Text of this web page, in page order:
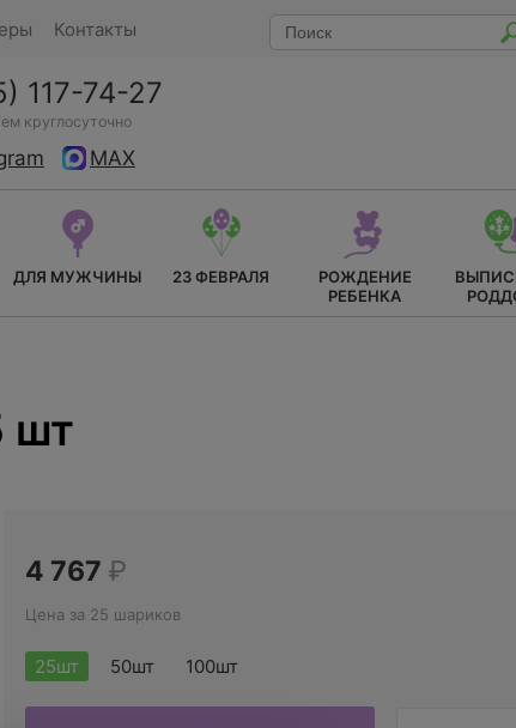
Контакты
117-74-27
круглосуточно
MAX
ДЛЯ МУЖЧИНЫ 23 ФЕВРАЛЯ
РОЖДЕНИЕ
РЕБЕНКА
шт
4 767 ₽
Цена за 25 шариков
25шт 50шт 100шт